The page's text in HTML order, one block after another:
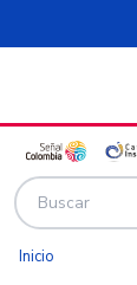
Pasar al
Inicio